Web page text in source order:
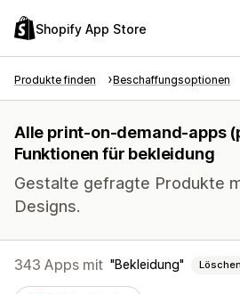
Shopify App Store
Produkte finden Beschaffungsoptionen
Alle print-on-demand-apps
Funktionen für bekleidung
Gestalte gefragte Produkte
Designs.
343 Apps mit Bekleidung Löschen